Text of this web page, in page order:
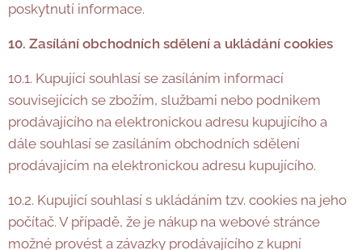
poskytnutí informace.
10. Zasílání obchodních sdělení a ukládání cookies
10.1. Kupující souhlasí se zasíláním informací
souvisejících se zbožím, službami nebo podnikem
prodávajícího na elektronickou adresu kupujícího a
dále souhlasí se zasíláním obchodních sdělení
prodávajícím na elektronickou adresu kupujícího.
10.2. Kupující souhlasí s ukládáním tzv. cookies na jeho
počítač. V případě, že je nákup na webové stránce
možné provést a závazky prodávajícího z kupní